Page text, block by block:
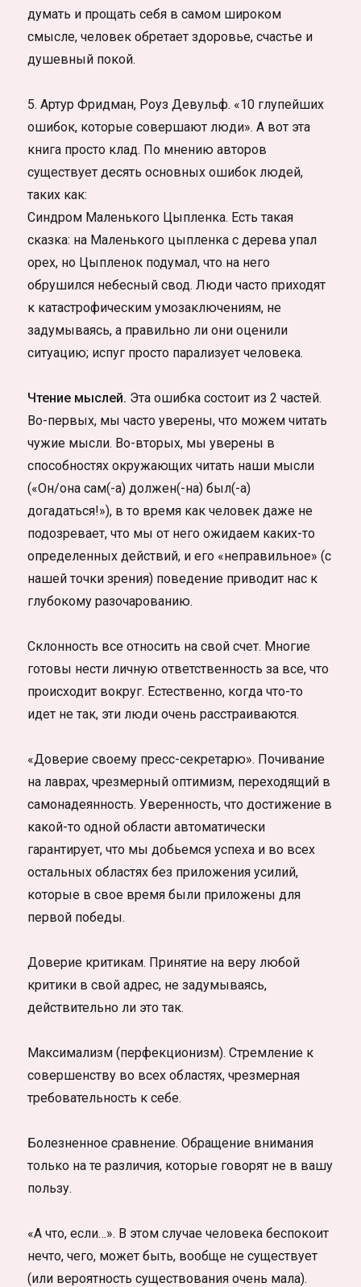
думать и прощать себя в самом широком
смысле, человек обретает здоровье, счастье и
душевный покой.
5. Артур Фридман, Роуз Девульф. «10 глупейших
ошибок, которые совершают люди». А вот эта
книга просто клад. По мнению авторов
существует десять основных ошибок людей,
таких как:
Синдром Маленького Цыпленка. Есть такая
сказка: на Маленького цыпленка с дерева упал
орех, но Цыпленок подумал, что на него
обрушился небесный свод. Люди часто приходят
к катастрофическим умозаключениям, не
задумываясь, а правильно ли они оценили
ситуацию; испуг просто парализует человека.
Чтение мыслей. Эта ошибка состоит из 2 частей.
Во-первых, мы часто уверены, что можем читать
чужие мысли. Во-вторых, мы уверены в
способностях окружающих читать наши мысли
(«Он/она сам(-а) должен(-на) был(-а)
догадаться!»), в то время как человек даже не
подозревает, что мы от него ожидаем каких-то
определенных действий, и его «неправильное» (с
нашей точки зрения) поведение приводит нас к
глубокому разочарованию.
Склонность все относить на свой счет. Многие
готовы нести личную ответственность за все, что
происходит вокруг. Естественно, когда что-то
идет не так, эти люди очень расстраиваются.
«Доверие своему пресс-секретарю». Почивание
на лаврах, чрезмерный оптимизм, переходящий в
самонадеянность. Уверенность, что достижение в
какой-то одной области автоматически
гарантирует, что мы добьемся успеха и во всех
остальных областях без приложения усилий,
которые в свое время были приложены для
первой победы.
Доверие критикам. Принятие на веру любой
критики в свой адрес, не задумываясь,
действительно ли это так.
Максимализм (перфекционизм). Стремление к
совершенству во всех областях, чрезмерная
требовательность к себе.
Болезненное сравнение. Обращение внимания
только на те различия, которые говорят не в вашу
пользу.
«А что, если…». В этом случае человека беспокоит
нечто, чего, может быть, вообще не существует
(или вероятность существования очень мала).